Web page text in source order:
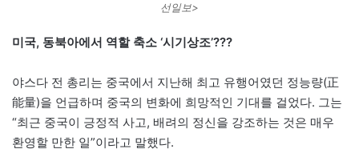
선일보>
미국, 동북아에서 역할 축소 ‘시기상조’???
야스다 전 총리는 중국에서 지난해 최고 유행어였던 정능량(正
能量)을 언급하며 중국의 변화에 희망적인 기대를 걸었다. 그는
“최근 중국이 긍정적 사고, 배려의 정신을 강조하는 것은 매우
환영할 만한 일”이라고 말했다.